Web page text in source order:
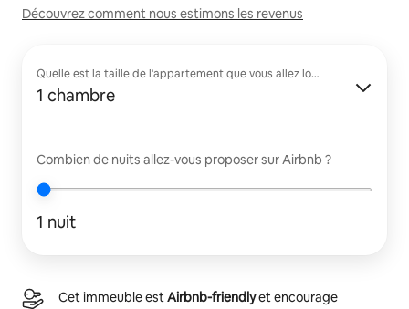
Découvrez comment nous estimons les revenus
Quelle est la taille de l'appartement que vous allez louer ?
1 chambre
Combien de nuits allez-vous proposer sur Airbnb ?
1 nuit
Cet immeuble estAirbnb-friendlyet encourage